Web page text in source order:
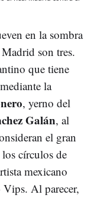
en la sombra
son tres.
que tiene
la
, yerno del
Galán, al
el gran
círculos de
mexicano
Al parecer,